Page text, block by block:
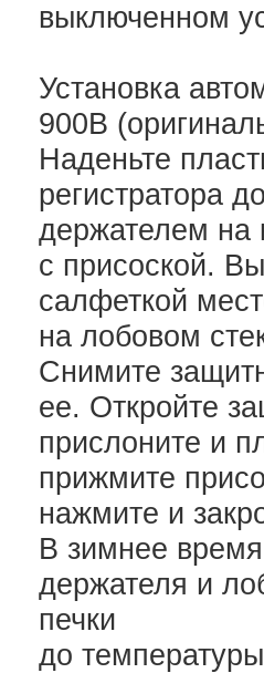
выключенном
Установка
900B
Наденьте
регистратора
держателем на
с присоской.
салфеткой
на лобовом
Снимите
ее. Откройте
прислоните и
прижмите
нажмите и
В зимнее
держателя и
печки
до